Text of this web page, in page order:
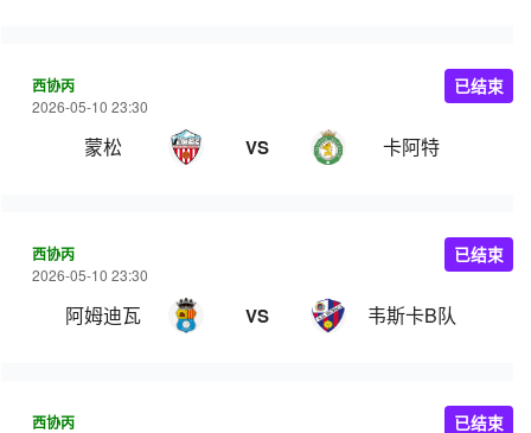
西协丙
2026-05-10 23:30
蒙松 VS 卡阿特
已结束
西协丙
2026-05-10 23:30
阿姆迪瓦 VS 韦斯卡B队
已结束
西协丙 已结束